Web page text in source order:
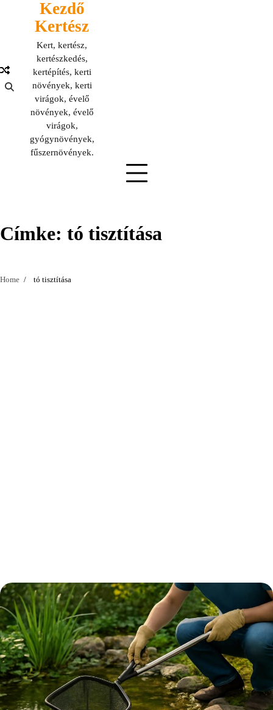
Kezdő
Kertész
Kert, kertész,
kertészkedés,
kertépítés, kerti
növények, kerti
virágok, évelő
növények, évelő
virágok,
gyógynövények,
fűszernövények.
Címke: tó tisztítása
Home tó tisztítása